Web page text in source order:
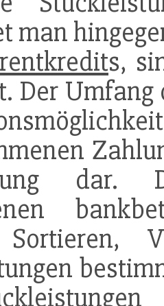
man
s,
Der
dar.
Sortieren,